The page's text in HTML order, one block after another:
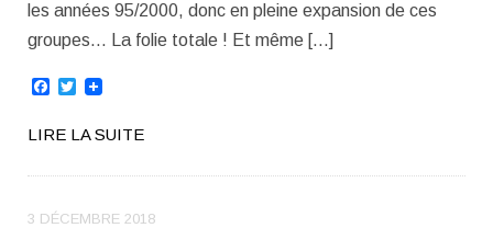
les années 95/2000, donc en pleine expansion de ces
groupes… La folie totale ! Et même […]
Facebook
Twitter
LIRE LA SUITE
3 DÉCEMBRE 2018